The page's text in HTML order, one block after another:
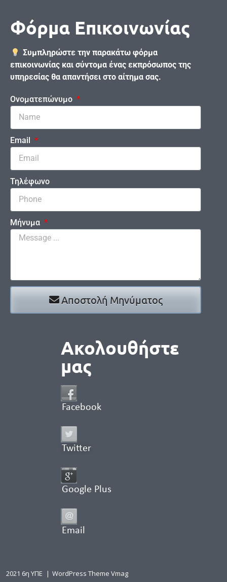
Φόρμα Επικοινωνίας
Συμπληρώστε την παρακάτω φόρμα
επικοινωνίας και σύντομα ένας εκπρόσωπος της
υπηρεσίας θα απαντήσει στο αίτημα σας.
Ονοματεπώνυμο
Email
Τηλέφωνο
Μήνυμα
Αποστολή Μηνύματος
Ακολουθήστε
μας
Facebook
Twitter
Google Plus
Email
2021 6η ΥΠΕ | WordPress Theme Vmag